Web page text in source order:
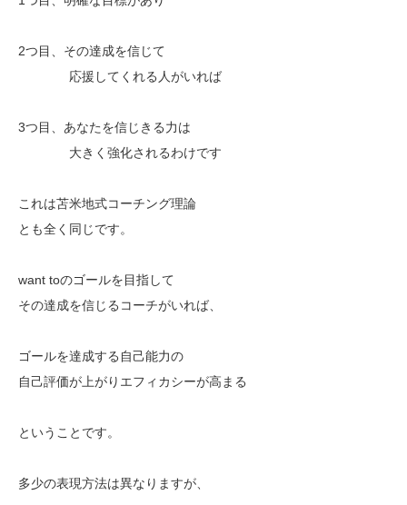
2つ目、その達成を信じて
応援してくれる人がいれば
3つ目、あなたを信じきる力は
大きく強化されるわけです
これは苫米地式コーチング理論
とも全く同じです。
want toのゴールを目指して
その達成を信じるコーチがいれば、
ゴールを達成する自己能力の
自己評価が上がりエフィカシーが高まる
ということです。
多少の表現方法は異なりますが、